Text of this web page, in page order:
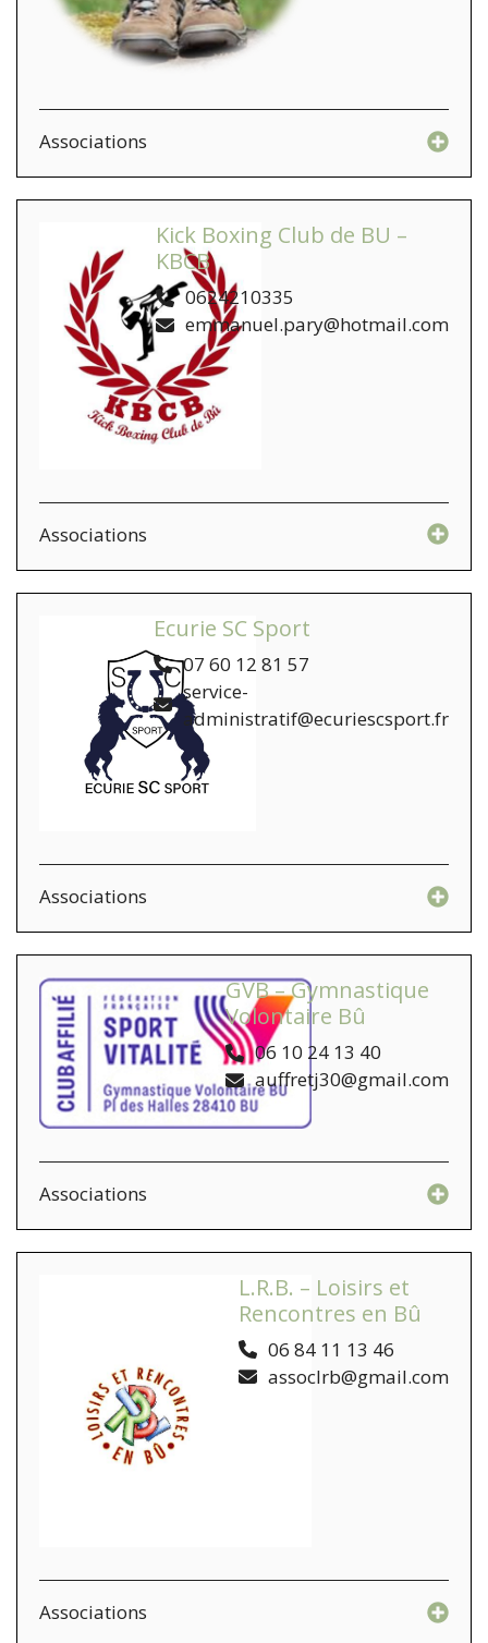
Associations
Kick Boxing Club de BU –
KBCB
0624210335
emmanuel.pary@hotmail.com
Associations
Ecurie SC Sport
07 60 12 81 57
service-
administratif@ecuriescsport.fr
Associations
GVB – Gymnastique
Volontaire Bû
06 10 24 13 40
auffretj30@gmail.com
Associations
L.R.B. – Loisirs et
Rencontres en Bû
06 84 11 13 46
assoclrb@gmail.com
Associations